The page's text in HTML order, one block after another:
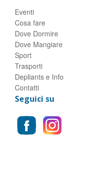
Eventi
Cosa fare
Dove Dormire
Dove Mangiare
Sport
Trasporti
Depliants e Info
Contatti
Seguici su